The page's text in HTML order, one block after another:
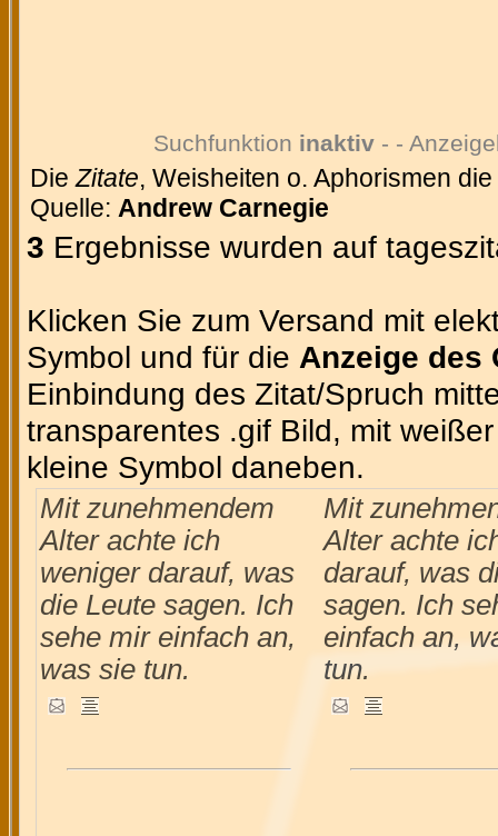
Suchfunktion inaktiv - -
DieZitate, Weisheiten o. Aphorismen
Quelle: Andrew Carnegie
3 Ergebnisse wurden auf
Klicken Sie zum Versand mit
Symbol und für die Anzeige des
Einbindung des Zitat/Spruch
transparentes .gif Bild, mit
kleine Symbol daneben.
Mit zunehmendem
Alter achte ich
weniger darauf, was
die Leute sagen. Ich
sehe mir einfach an,
was sie tun.
Mit
Alter achte
darauf, was
sagen. Ich
einfach an,
tun.